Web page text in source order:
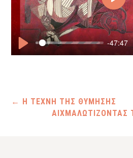
Play
-47:47
Play
← Η ΤΕΧΝΗ ΤΗΣ ΘΥΜΗΣΗΣ
ΑΙΧΜΑΛΩΤΙΖΟΝΤΑΣ